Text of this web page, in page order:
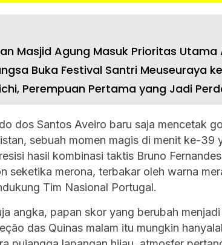
Masjid Agung Masuk Prioritas Utama
Buka Festival Santri Meuseuraya
Perempuan Pertama yang Jadi
dos Santos Aveiro baru saja mencetak
sebuah momen magis di menit ke-39
hasil kombinasi taktis Bruno
seketika merona, terbakar oleh warna
Tim Nasional Portugal.
angka, papan skor yang berubah
das Quinas malam itu mungkin